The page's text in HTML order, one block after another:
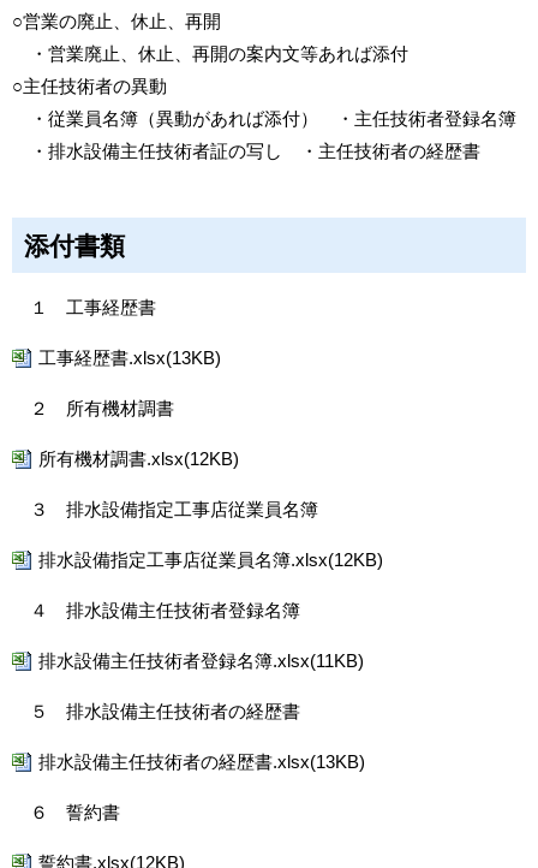
○営業の廃止、休止、再開
・営業廃止、休止、再開の案内文等あれば添付
○主任技術者の異動
・従業員名簿（異動があれば添付） ・主任技術者登録名簿
・排水設備主任技術者証の写し ・主任技術者の経歴書
添付書類
１ 工事経歴書
工事経歴書.xlsx(13KB)
２ 所有機材調書
所有機材調書.xlsx(12KB)
３ 排水設備指定工事店従業員名簿
排水設備指定工事店従業員名簿.xlsx(12KB)
４ 排水設備主任技術者登録名簿
排水設備主任技術者登録名簿.xlsx(11KB)
５ 排水設備主任技術者の経歴書
排水設備主任技術者の経歴書.xlsx(13KB)
６ 誓約書
誓約書.xlsx(12KB)